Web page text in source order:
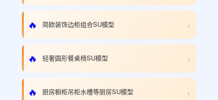
🔥 简欧装饰边柜组合SU模型 ›
🔥 轻奢圆形餐桌椅SU模型 ›
🔥 厨房橱柜吊柜水槽等厨房SU模型 ›